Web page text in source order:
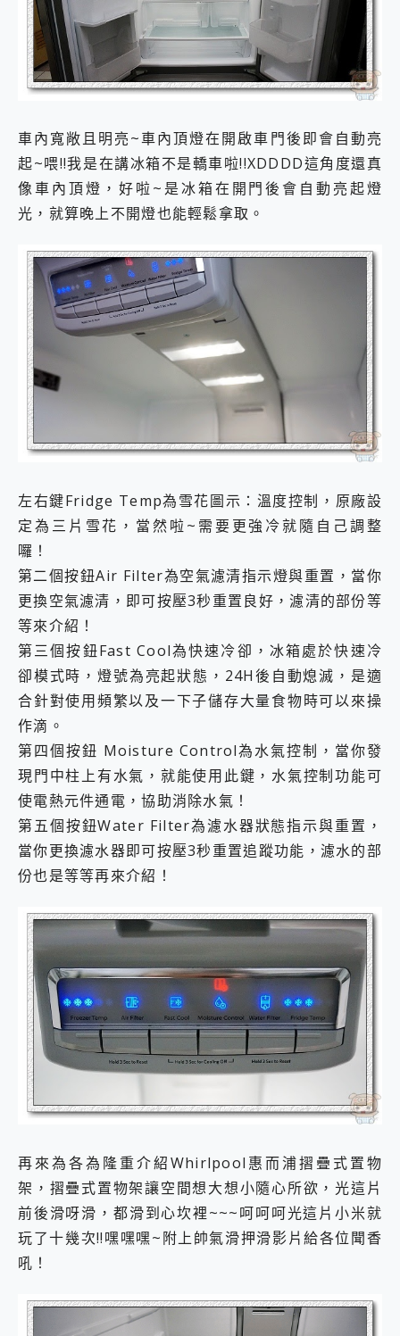
車內寬敞且明亮~車內頂燈在開啟車門後即會自動亮
起~喂!!我是在講冰箱不是轎車啦!!XDDDD這角度還真
像車內頂燈，好啦~是冰箱在開門後會自動亮起燈
光，就算晚上不開燈也能輕鬆拿取。
左右鍵Fridge Temp為雪花圖示：溫度控制，原廠設
定為三片雪花，當然啦~需要更強冷就隨自己調整
囉！
第二個按鈕Air Filter為空氣濾清指示燈與重置，當你
更換空氣濾清，即可按壓3秒重置良好，濾清的部份等
等來介紹！
第三個按鈕Fast Cool為快速冷卻，冰箱處於快速冷
卻模式時，燈號為亮起狀態，24H後自動熄滅，是適
合針對使用頻繁以及一下子儲存大量食物時可以來操
作滴。
第四個按鈕 Moisture Control為水氣控制，當你發
現門中柱上有水氣，就能使用此鍵，水氣控制功能可
使電熱元件通電，協助消除水氣！
第五個按鈕Water Filter為濾水器狀態指示與重置，
當你更換濾水器即可按壓3秒重置追蹤功能，濾水的部
份也是等等再來介紹！
再來為各為隆重介紹Whirlpool惠而浦摺疊式置物
架，摺疊式置物架讓空間想大想小隨心所欲，光這片
前後滑呀滑，都滑到心坎裡~~~呵呵呵光這片小米就
玩了十幾次!!嘿嘿嘿~附上帥氣滑押滑影片給各位聞香
吼！